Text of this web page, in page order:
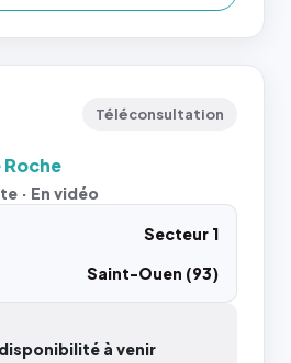
Téléconsultation
Roche
· En vidéo
Secteur 1
Saint-Ouen (93)
à venir